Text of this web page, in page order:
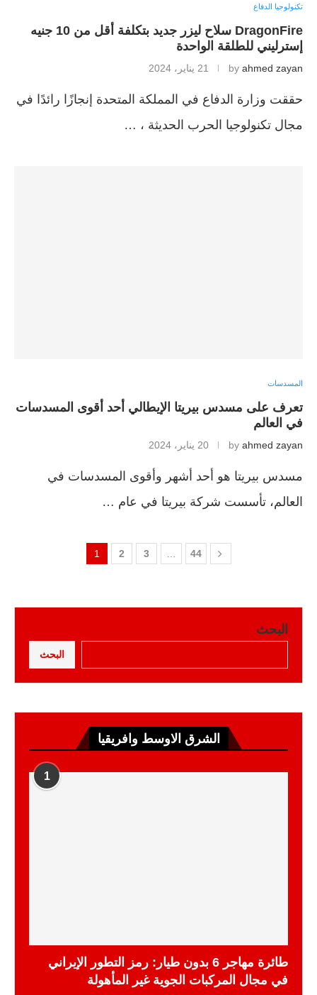
تكنولوجيا الدفاع
DragonFire سلاح ليزر جديد بتكلفة أقل من 10 جنيه
إسترليني للطلقة الواحدة
by ahmed zayan 21 يناير، 2024
حققت وزارة الدفاع في المملكة المتحدة إنجازًا رائدًا في
مجال تكنولوجيا الحرب الحديثة ، …
المسدسات
تعرف على مسدس بيريتا الإيطالي أحد أقوى المسدسات
في العالم
by ahmed zayan 20 يناير، 2024
مسدس بيريتا هو أحد أشهر وأقوى المسدسات في
العالم، تأسست شركة بيريتا في عام …
1 2 3 44
البحث
البحث
الشرق الاوسط وافريقيا
1
طائرة مهاجر 6 بدون طيار: رمز التطور الإيراني
في مجال المركبات الجوية غير المأهولة